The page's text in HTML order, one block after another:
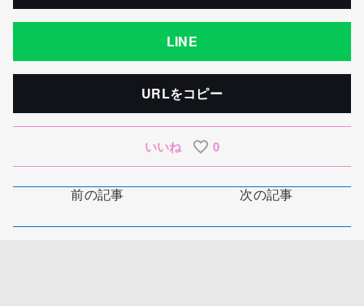
LINE
URLをコピー
いいね 0
前の記事 次の記事